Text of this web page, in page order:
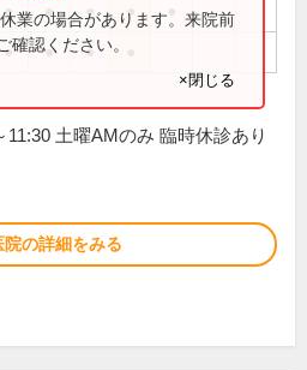
● ● ● ●
● ● ●
業の場合があります。来院前
確認ください。
×閉じる
11:30 土曜AMのみ 臨時休診あり
院の詳細をみる